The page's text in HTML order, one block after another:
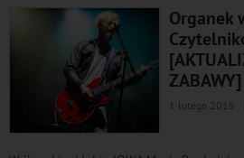
Organek
ZABAWY]
1 lutego 2019